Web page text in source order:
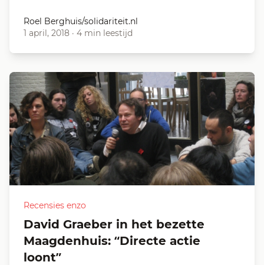
Roel Berghuis/solidariteit.nl
1 april, 2018 · 4 min leestijd
Recensies enzo
David Graeber in het bezette
Maagdenhuis: “Directe actie
loont”